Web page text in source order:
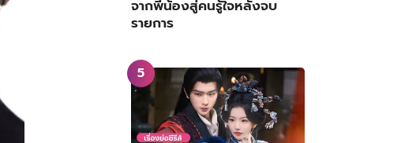
จากพี่น้องสู่คนรู้ใจหลังจบ
รายการ